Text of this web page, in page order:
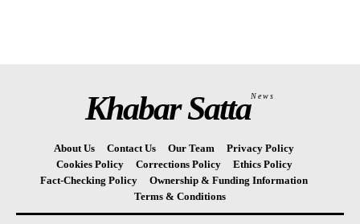
Khabar SattaNews
About Us Contact Us Our Team
Privacy Policy
Cookies Policy
Corrections Policy
Ethics Policy
Fact-Checking Policy
Ownership & Funding Information
Terms & Conditions